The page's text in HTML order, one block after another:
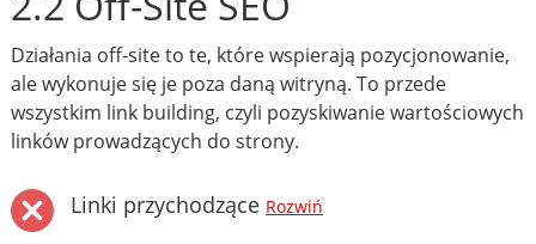
Działania off-site to te, które wspierają pozycjonowanie,
ale wykonuje się je poza daną witryną. To przede
wszystkim link building, czyli pozyskiwanie wartościowych
linków prowadzących do strony.
Linki przychodzące Rozwiń